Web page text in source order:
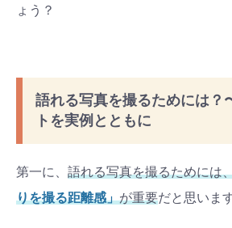
ょう？
語れる写真を撮るためには？
トを実例とともに
第一に、 語れる写真を撮るためには
りを撮る距離感」が重要だと思います